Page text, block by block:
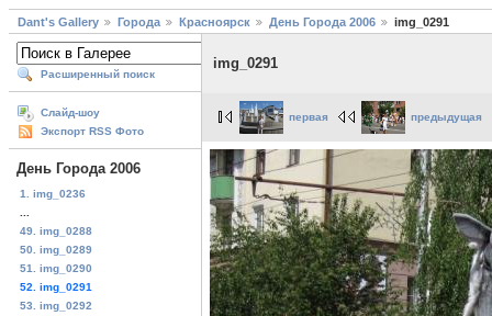
Dant's Gallery Города Красноярск День Города 2006 img_0291
Расширенный поиск
Слайд-шоу
Экспорт RSS Фото
День Города 2006
1. img_0236
49. img_0288
50. img_0289
51. img_0290
52. img_0291
53. img_0292
img_0291
первая предыдущая